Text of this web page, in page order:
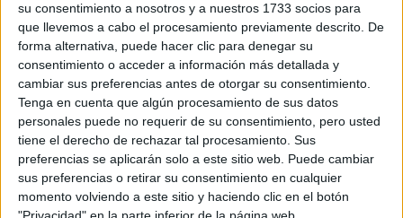
su consentimiento a nosotros y a nuestros 1733 socios para
que llevemos a cabo el procesamiento previamente descrito. De
forma alternativa, puede hacer clic para denegar su
consentimiento o acceder a información más detallada y
cambiar sus preferencias antes de otorgar su consentimiento.
Tenga en cuenta que algún procesamiento de sus datos
personales puede no requerir de su consentimiento, pero usted
tiene el derecho de rechazar tal procesamiento. Sus
preferencias se aplicarán solo a este sitio web. Puede cambiar
sus preferencias o retirar su consentimiento en cualquier
momento volviendo a este sitio y haciendo clic en el botón
Accedé a los beneficios para suscriptores
Contenidos exclusivos
Sorteos
Descuentos en publicaciones
Participación en los eventos organizados por
Editorial Perfil.
Suscribite ahora